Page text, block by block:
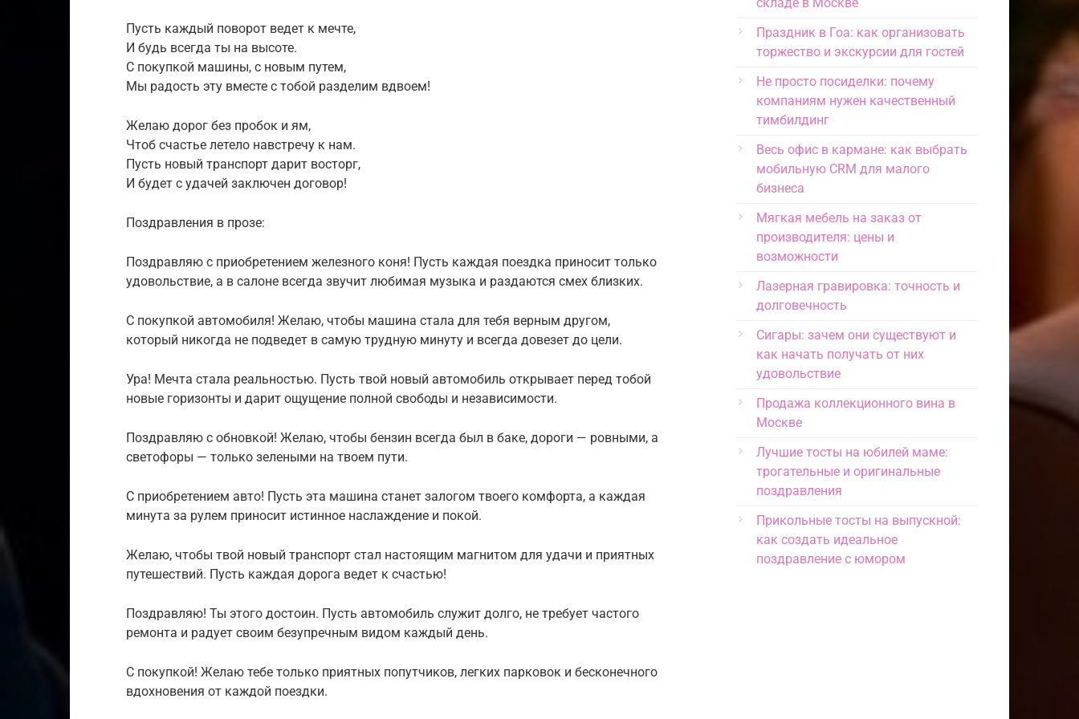
Пусть каждый поворот ведет к мечте,
И будь всегда ты на высоте.
С покупкой машины, с новым путем,
Мы радость эту вместе с тобой разделим вдвоем!
Желаю дорог без пробок и ям,
Чтоб счастье летело навстречу к нам.
Пусть новый транспорт дарит восторг,
И будет с удачей заключен договор!
Поздравления в прозе:
Поздравляю с приобретением железного коня! Пусть каждая поездка приносит только
удовольствие, а в салоне всегда звучит любимая музыка и раздаются смех близких.
С покупкой автомобиля! Желаю, чтобы машина стала для тебя верным другом,
который никогда не подведет в самую трудную минуту и всегда довезет до цели.
Ура! Мечта стала реальностью. Пусть твой новый автомобиль открывает перед тобой
новые горизонты и дарит ощущение полной свободы и независимости.
Поздравляю с обновкой! Желаю, чтобы бензин всегда был в баке, дороги — ровными, а
светофоры — только зелеными на твоем пути.
С приобретением авто! Пусть эта машина станет залогом твоего комфорта, а каждая
минута за рулем приносит истинное наслаждение и покой.
Желаю, чтобы твой новый транспорт стал настоящим магнитом для удачи и приятных
путешествий. Пусть каждая дорога ведет к счастью!
Поздравляю! Ты этого достоин. Пусть автомобиль служит долго, не требует частого
ремонта и радует своим безупречным видом каждый день.
С покупкой! Желаю тебе только приятных попутчиков, легких парковок и бесконечного
вдохновения от каждой поездки.
Праздник в Гоа: как организовать
торжество и экскурсии для гостей
Не просто посиделки: почему
компаниям нужен качественный
тимбилдинг
Весь офис в кармане: как выбрать
мобильную CRM для малого
бизнеса
Мягкая мебель на заказ от
производителя: цены и
возможности
Лазерная гравировка: точность и
долговечность
Сигары: зачем они существуют и
как начать получать от них
удовольствие
Продажа коллекционного вина в
Москве
Лучшие тосты на юбилей маме:
трогательные и оригинальные
поздравления
Прикольные тосты на выпускной:
как создать идеальное
поздравление с юмором